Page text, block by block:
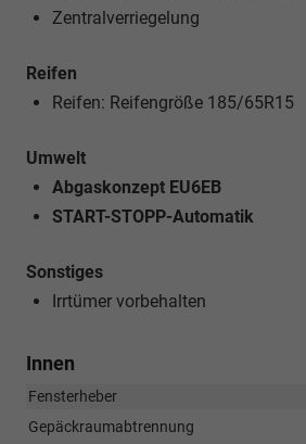
Zentralverriegelung
Reifen
Reifen: Reifengröße 185/65R15
Umwelt
Abgaskonzept EU6EB
START-STOPP-Automatik
Sonstiges
Irrtümer vorbehalten
Innen
Fensterheber
Gepäckraumabtrennung